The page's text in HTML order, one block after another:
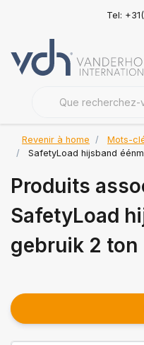
Tel:
Revenir à home
Mots-
SafetyLoad hijsband
Produits
SafetyLoad
gebruik 2 ton